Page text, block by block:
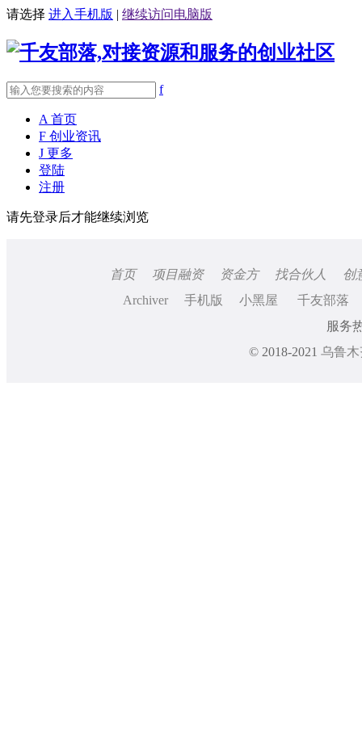
请选择 进入手机版 | 继续访问电脑版
f
A 首页
F 创业资讯
J 更多
登陆
注册
请先登录后才能继续浏览
首页 项目融资 资金方 找合伙人
创
Archiver
手机版 小黑屋
千友部落
服务
© 2018-2021 乌鲁